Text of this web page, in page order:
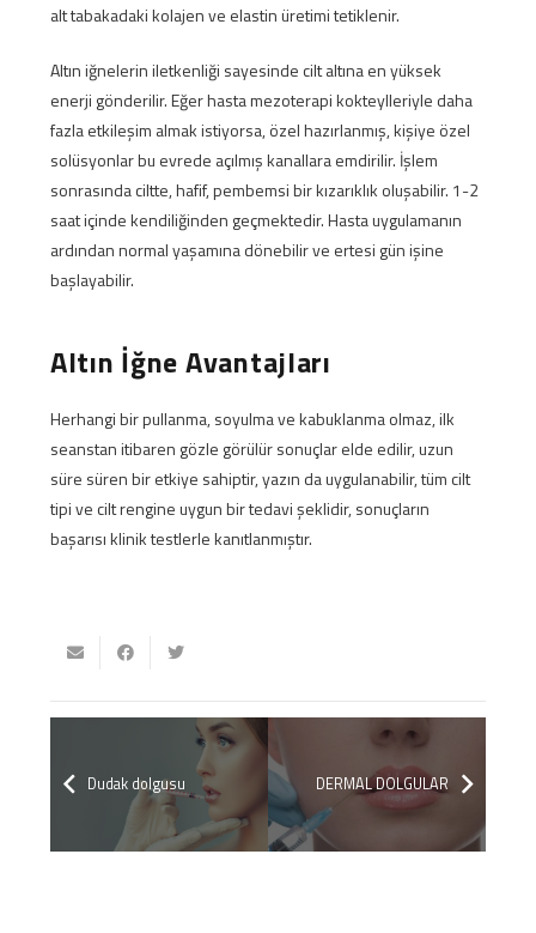
alt tabakadaki kolajen ve elastin üretimi tetiklenir.
Altın iğnelerin iletkenliği sayesinde cilt altına en yüksek
enerji gönderilir. Eğer hasta mezoterapi kokteylleriyle daha
fazla etkileşim almak istiyorsa, özel hazırlanmış, kişiye özel
solüsyonlar bu evrede açılmış kanallara emdirilir. İşlem
sonrasında ciltte, hafif, pembemsi bir kızarıklık oluşabilir. 1-2
saat içinde kendiliğinden geçmektedir. Hasta uygulamanın
ardından normal yaşamına dönebilir ve ertesi gün işine
başlayabilir.
Altın İğne Avantajları
Herhangi bir pullanma, soyulma ve kabuklanma olmaz, ilk
seanstan itibaren gözle görülür sonuçlar elde edilir, uzun
süre süren bir etkiye sahiptir, yazın da uygulanabilir, tüm cilt
tipi ve cilt rengine uygun bir tedavi şeklidir, sonuçların
başarısı klinik testlerle kanıtlanmıştır.
Dudak dolgusu DERMAL DOLGULAR